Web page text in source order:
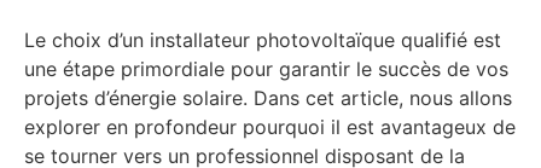
Le choix d’un installateur photovoltaïque qualifié est
une étape primordiale pour garantir le succès de vos
projets d’énergie solaire. Dans cet article, nous allons
explorer en profondeur pourquoi il est avantageux de
se tourner vers un professionnel disposant de la